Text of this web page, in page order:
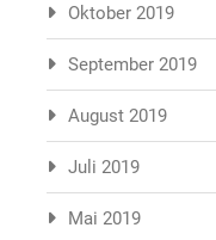
Oktober 2019
September 2019
August 2019
Juli 2019
Mai 2019